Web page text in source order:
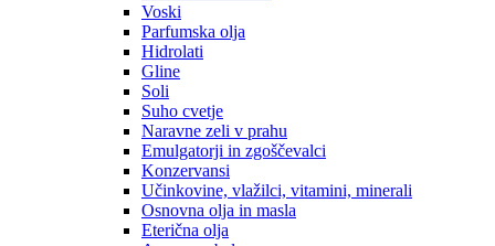
Voski
Parfumska olja
Hidrolati
Gline
Soli
Suho cvetje
Naravne zeli v prahu
Emulgatorji in zgoščevalci
Konzervansi
Učinkovine, vlažilci, vitamini, minerali
Osnovna olja in masla
Eterična olja